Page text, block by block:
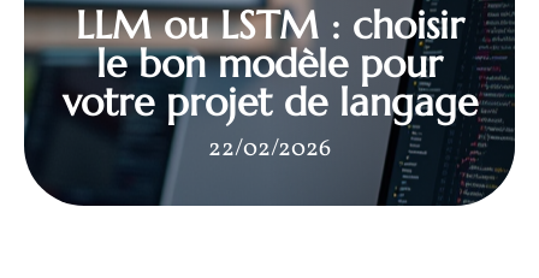
LLM ou LSTM : choisir
le bon modèle pour
votre projet de langage
22/02/2026